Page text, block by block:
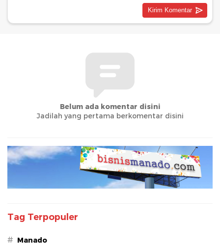
Belum ada komentar disini
Jadilah yang pertama berkomentar disini
Tag Terpopuler
# Manado